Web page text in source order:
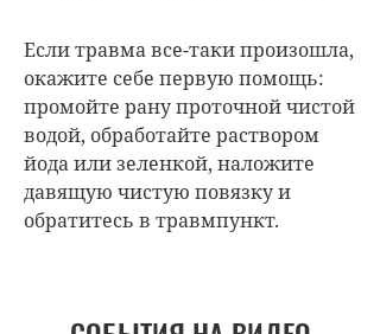
Если травма все-таки произошла,
окажите себе первую помощь:
промойте рану проточной чистой
водой, обработайте раствором
йода или зеленкой, наложите
давящую чистую повязку и
обратитесь в травмпункт.